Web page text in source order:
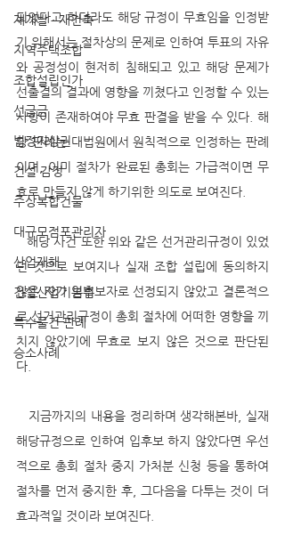
재개발 · 재건축
지역주택조합
조합설립인가
선급금
법정지상권
건설 감정
주상복합건물
대규모점포관리자
산업재해
건설산업기본법
특수물건 판례
승소사례
되었다고 하더라도 해당 규정이 무효임을 인정받
기 위해서는 절차상의 문제로 인하여 투표의 자유
와 공정성이 현저히 침해되고 있고 해당 문제가
선출결의 결과에 영향을 끼쳤다고 인정할 수 있는
사항이 존재하여야 무효 판결을 받을 수 있다. 해
당 판례는 대법원에서 원칙적으로 인정하는 판례
이며, 이미 절차가 완료된 총회는 가급적이면 무
효로 만들지 않게 하기위한 의도로 보여진다.
   해당 사건 또한 위와 같은 선거관리규정이 있었
던 것으로 보여지나 실재 조합 설립에 동의하지
않은 자가 입후보자로 선정되지 않았고 결론적으
로 선거관리규정이 총회 절차에 어떠한 영향을 끼
치지 않았기에 무효로 보지 않은 것으로 판단된
다.
해당규정으로 인하여 입후보 하지 않았다면 우선
적으로 총회 절차 중지 가처분 신청 등을 통하여
절차를 먼저 중지한 후, 그다음을 다투는 것이 더
효과적일 것이라 보여진다.